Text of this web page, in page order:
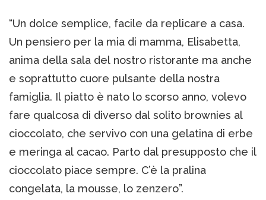
“Un dolce semplice, facile da replicare a casa.
Un pensiero per la mia di mamma, Elisabetta,
anima della sala del nostro ristorante ma anche
e soprattutto cuore pulsante della nostra
famiglia. Il piatto è nato lo scorso anno, volevo
fare qualcosa di diverso dal solito brownies al
cioccolato, che servivo con una gelatina di erbe
e meringa al cacao. Parto dal presupposto che il
cioccolato piace sempre. C’è la pralina
congelata, la mousse, lo zenzero”.